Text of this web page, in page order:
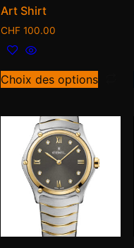
Art Shirt
CHF 100.00
Choix des options